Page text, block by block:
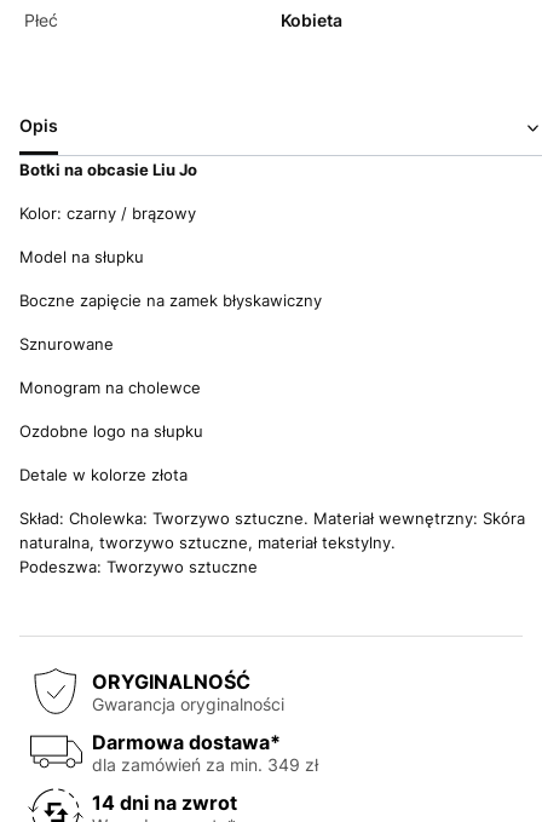
Płeć Kobieta
Opis
Botki na obcasie Liu Jo
Kolor: czarny / brązowy
Model na słupku
Boczne zapięcie na zamek błyskawiczny
Sznurowane
Monogram na cholewce
Ozdobne logo na słupku
Detale w kolorze złota
Skład: Cholewka: Tworzywo sztuczne. Materiał wewnętrzny: Skóra
naturalna, tworzywo sztuczne, materiał tekstylny.
Podeszwa: Tworzywo sztuczne
ORYGINALNOŚĆ
Gwarancja oryginalności
Darmowa dostawa*
dla zamówień za min. 349 zł
14 dni na zwrot